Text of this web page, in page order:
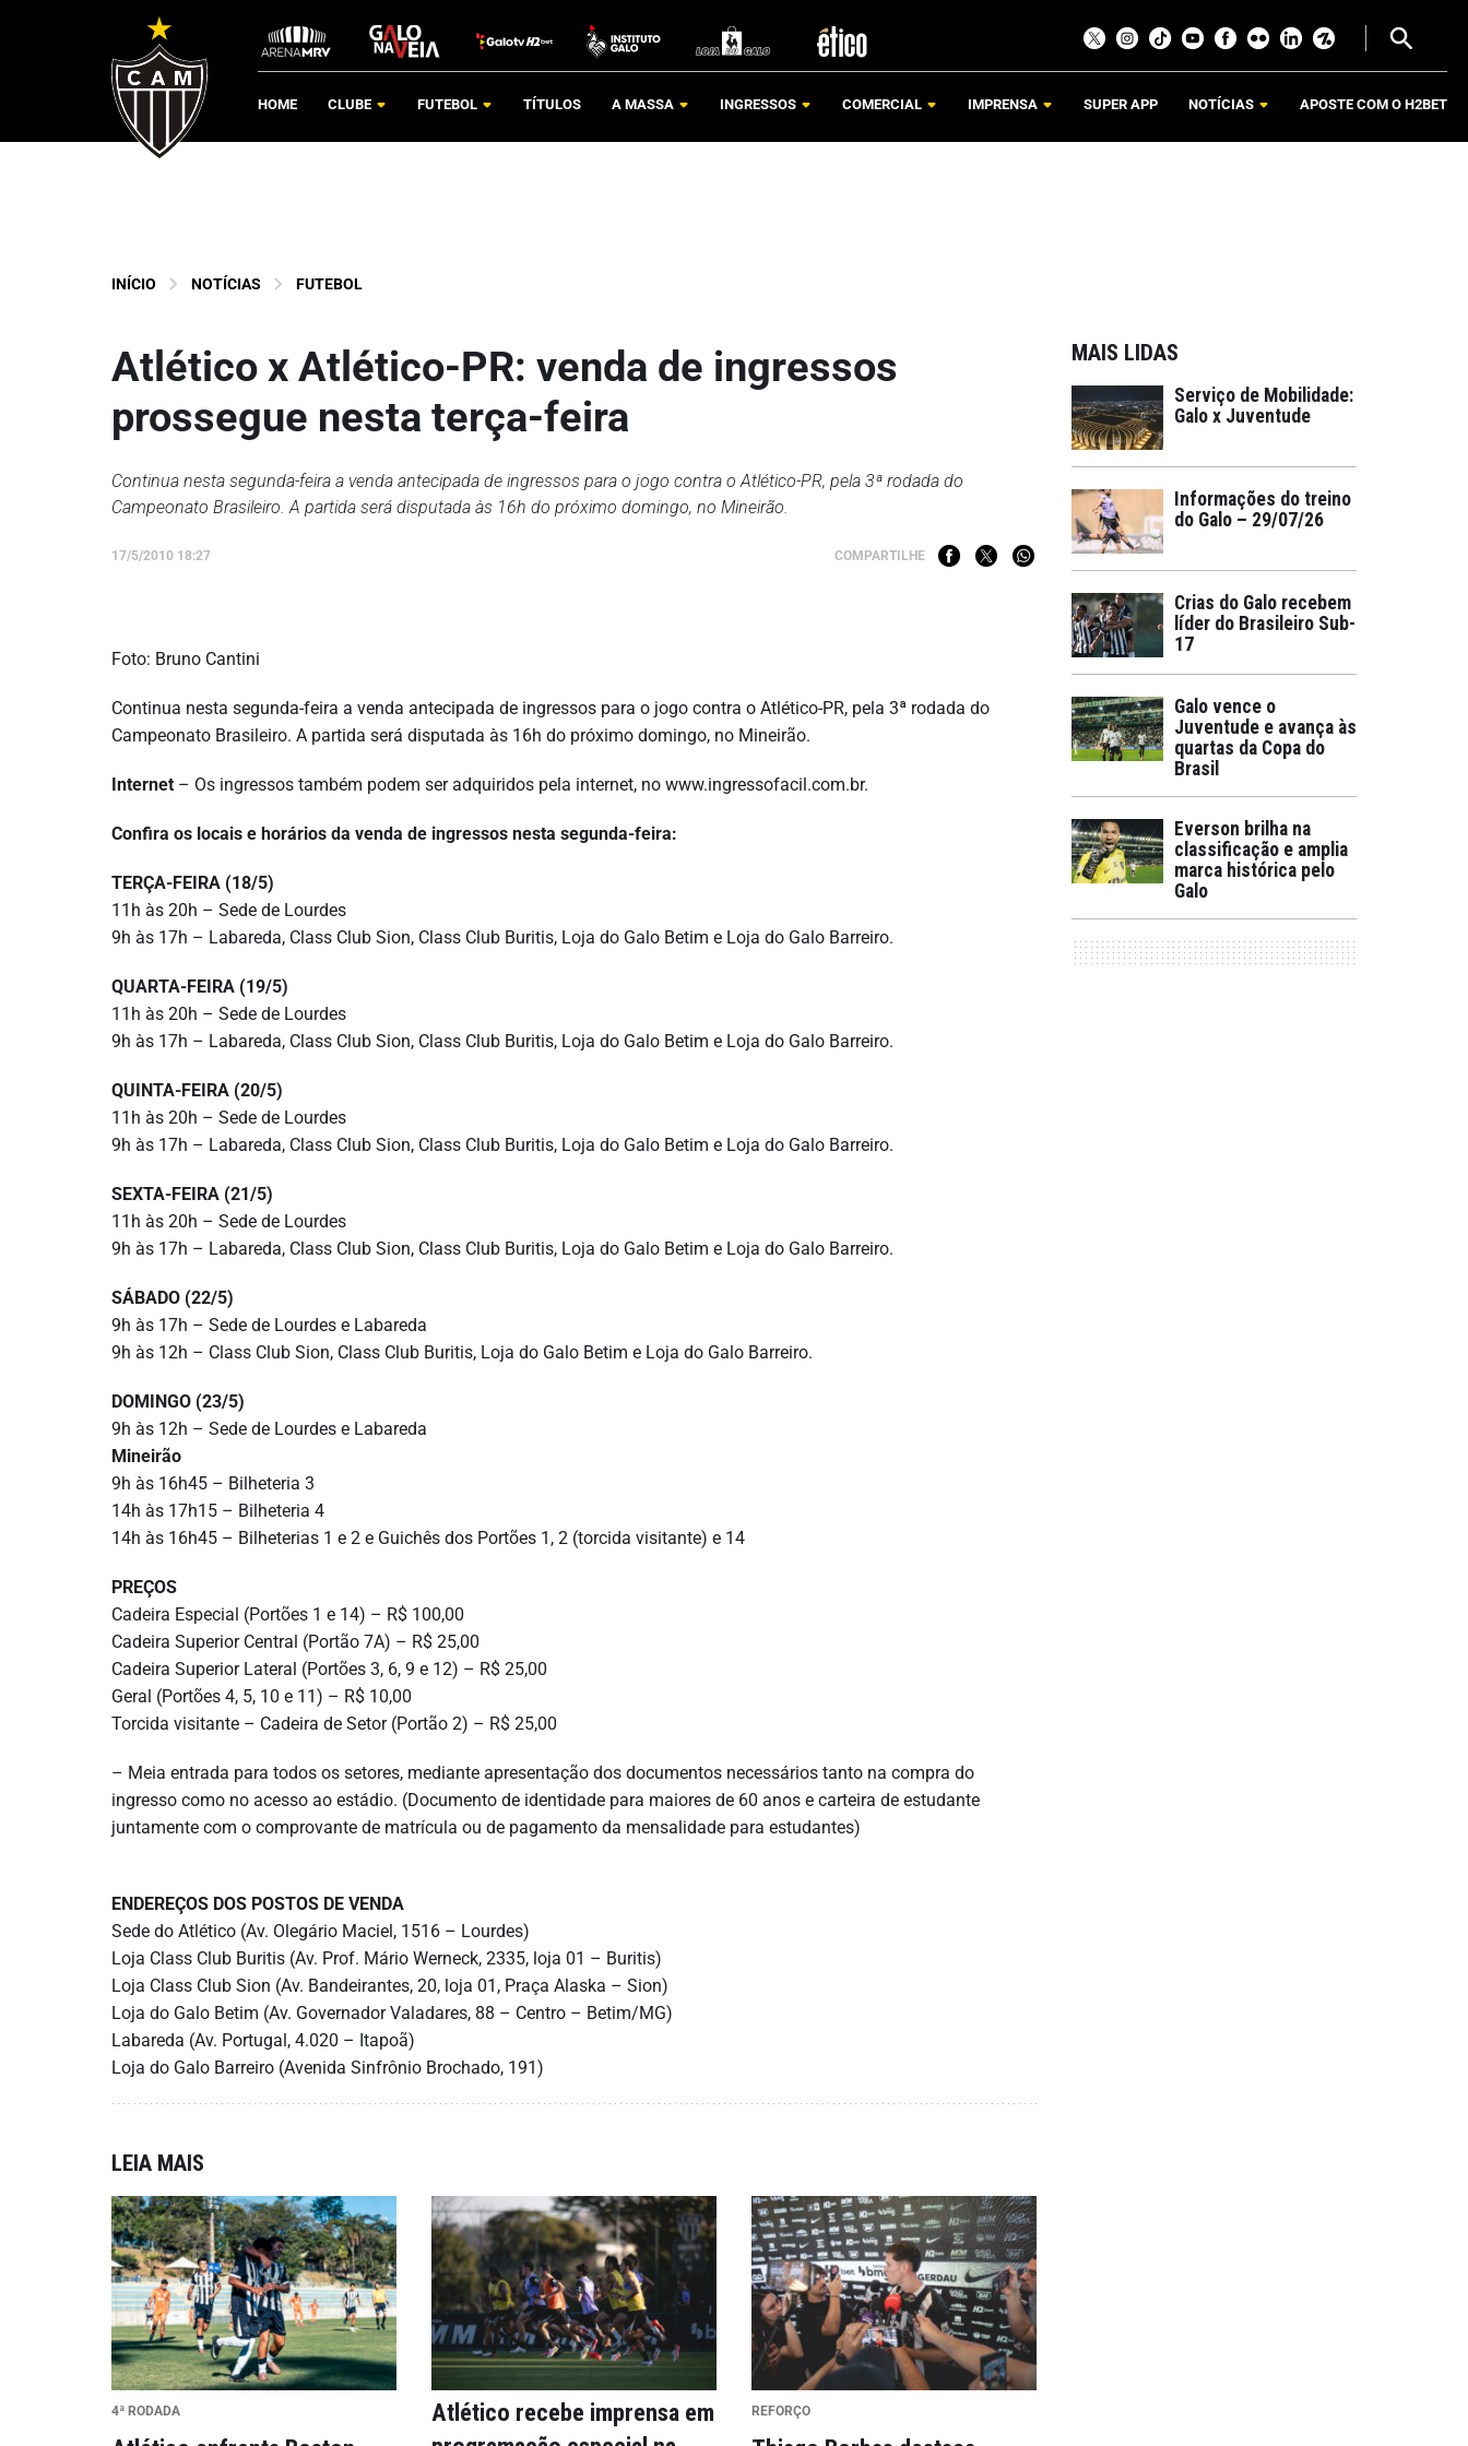
HOME CLUBE FUTEBOL TÍTULOS A MASSA INGRESSOS COMERCIAL IMPRENSA SUPER APP NOTÍCIAS APOSTE COM O H2BET
INÍCIO NOTÍCIAS FUTEBOL
Atlético x Atlético-PR: venda de ingressos
prossegue nesta terça-feira
Continua nesta segunda-feira a venda antecipada de ingressos para o jogo contra o Atlético-PR, pela 3ª rodada do
Campeonato Brasileiro. A partida será disputada às 16h do próximo domingo, no Mineirão.
17/5/2010 18:27 COMPARTILHE
Foto: Bruno Cantini
Continua nesta segunda-feira a venda antecipada de ingressos para o jogo contra o Atlético-PR, pela 3ª rodada do
Campeonato Brasileiro. A partida será disputada às 16h do próximo domingo, no Mineirão.
Internet – Os ingressos também podem ser adquiridos pela internet, no www.ingressofacil.com.br.
Confira os locais e horários da venda de ingressos nesta segunda-feira:
TERÇA-FEIRA (18/5)
11h às 20h – Sede de Lourdes
9h às 17h – Labareda, Class Club Sion, Class Club Buritis, Loja do Galo Betim e Loja do Galo Barreiro.
QUARTA-FEIRA (19/5)
11h às 20h – Sede de Lourdes
9h às 17h – Labareda, Class Club Sion, Class Club Buritis, Loja do Galo Betim e Loja do Galo Barreiro.
QUINTA-FEIRA (20/5)
11h às 20h – Sede de Lourdes
9h às 17h – Labareda, Class Club Sion, Class Club Buritis, Loja do Galo Betim e Loja do Galo Barreiro.
SEXTA-FEIRA (21/5)
11h às 20h – Sede de Lourdes
9h às 17h – Labareda, Class Club Sion, Class Club Buritis, Loja do Galo Betim e Loja do Galo Barreiro.
SÁBADO (22/5)
9h às 17h – Sede de Lourdes e Labareda
9h às 12h – Class Club Sion, Class Club Buritis, Loja do Galo Betim e Loja do Galo Barreiro.
DOMINGO (23/5)
9h às 12h – Sede de Lourdes e Labareda
Mineirão
9h às 16h45 – Bilheteria 3
14h às 17h15 – Bilheteria 4
14h às 16h45 – Bilheterias 1 e 2 e Guichês dos Portões 1, 2 (torcida visitante) e 14
PREÇOS
Cadeira Especial (Portões 1 e 14) – R$ 100,00
Cadeira Superior Central (Portão 7A) – R$ 25,00
Cadeira Superior Lateral (Portões 3, 6, 9 e 12) – R$ 25,00
Geral (Portões 4, 5, 10 e 11) – R$ 10,00
Torcida visitante – Cadeira de Setor (Portão 2) – R$ 25,00
– Meia entrada para todos os setores, mediante apresentação dos documentos necessários tanto na compra do
ingresso como no acesso ao estádio. (Documento de identidade para maiores de 60 anos e carteira de estudante
juntamente com o comprovante de matrícula ou de pagamento da mensalidade para estudantes)
ENDEREÇOS DOS POSTOS DE VENDA
Sede do Atlético (Av. Olegário Maciel, 1516 – Lourdes)
Loja Class Club Buritis (Av. Prof. Mário Werneck, 2335, loja 01 – Buritis)
Loja Class Club Sion (Av. Bandeirantes, 20, loja 01, Praça Alaska – Sion)
Loja do Galo Betim (Av. Governador Valadares, 88 – Centro – Betim/MG)
Labareda (Av. Portugal, 4.020 – Itapoã)
Loja do Galo Barreiro (Avenida Sinfrônio Brochado, 191)
LEIA MAIS
4ª RODADA
Atlético recebe imprensa em
REFORÇO
MAIS LIDAS
Serviço de Mobilidade:
Galo x Juventude
Informações do treino
do Galo – 29/07/26
Crias do Galo recebem
líder do Brasileiro Sub-
17
Galo vence o
Juventude e avança às
quartas da Copa do
Brasil
Everson brilha na
classificação e amplia
marca histórica pelo
Galo